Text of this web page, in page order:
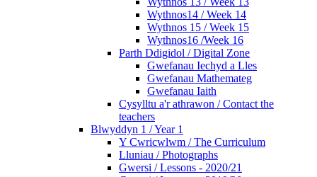
Wythnos14 / Week 14
Wythnos 15 / Week 15
Wythnos16 /Week 16
Parth Ddigidol / Digital Zone
Gwefanau Iechyd a Lles
Gwefanau Mathemateg
Gwefanau Iaith
Cysylltu a'r athrawon / Contact the
teachers
Blwyddyn 1 / Year 1
Y Cwricwlwm / The Curriculum
Lluniau / Photographs
Gwersi / Lessons - 2020/21